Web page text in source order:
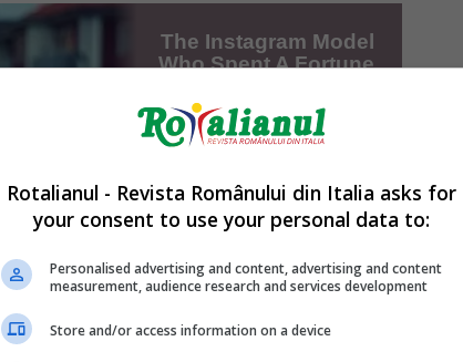
Rotalianul - Revista Românului din Italia asks for
your consent to use your personal data to:
Personalised advertising and content, advertising and content
measurement, audience research and services development
Store and/or access information on a device